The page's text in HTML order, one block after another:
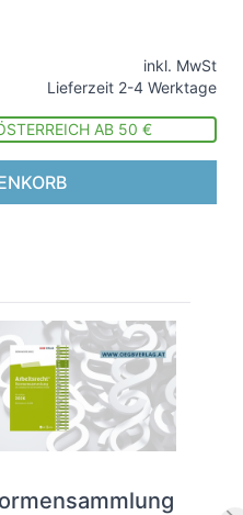
inkl. MwSt
Lieferzeit 2-4 Werktage
AB 50 €